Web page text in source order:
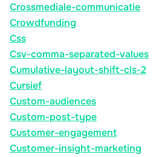
Crossmediale-communicatie
Crowdfunding
Css
Csv-comma-separated-values
Cumulative-layout-shift-cls-2
Cursief
Custom-audiences
Custom-post-type
Customer-engagement
Customer-insight-marketing